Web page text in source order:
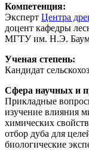
Компетенция:
Эксперт Центра
доцент кафедры
МГТУ им. Н.Э.
Ученая степень:
Кандидат
Сфера научных и
Прикладные
изучение влияния
химических
отбор дуба для
биологические